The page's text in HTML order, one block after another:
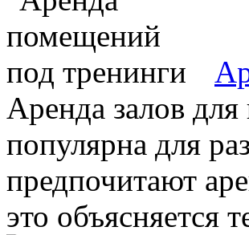
Аренда залов для
популярна для
предпочитают
это объясняется